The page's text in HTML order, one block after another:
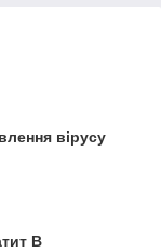
вірусу
В